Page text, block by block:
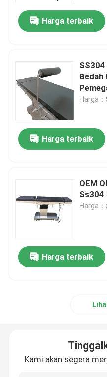
Harga terbaik
SS304
Bedah
Harga
Harga terbaik
OEM
Ss304
Harga
Harga terbaik
Kami akan segera